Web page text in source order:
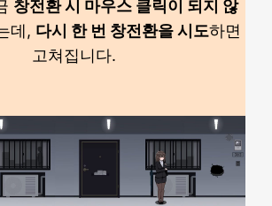
창전환 시 마우스 클릭이 되지 않
데, 다시 한 번 창전환을 시도하면
고쳐집니다.